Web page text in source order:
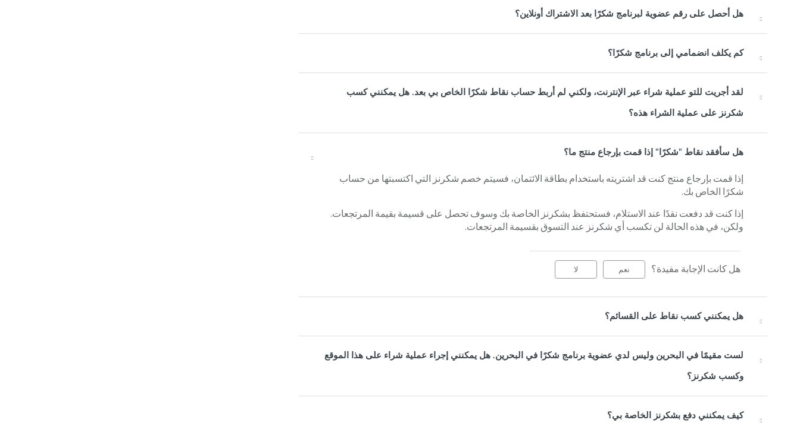
هل أحصل على رقم عضوية لبرنامج شكرًا بعد الاشتراك أونلاين؟
كم يكلف انضمامي إلى برنامج شكرًا؟
لقد أجريت للتو عملية شراء عبر الإنترنت، ولكني لم أربط حساب نقاط شكرًا الخاص بي بعد. هل يمكنني كسب
شكرنز على عملية الشراء هذه؟
هل سأفقد نقاط "شكرًا" إذا قمت بإرجاع منتج ما؟
إذا قمت بإرجاع منتج كنت قد اشتريته باستخدام بطاقة الائتمان، فسيتم خصم شكرنز التي اكتسبتها من حساب
شكرًا الخاص بك.
إذا كنت قد دفعت نقدًا عند الاستلام، فستحتفظ بشكرنز الخاصة بك وسوف تحصل على قسيمة بقيمة المرتجعات.
ولكن، في هذه الحالة لن تكسب أي شكرنز عند التسوق بقسيمة المرتجعات.
هل كانت الإجابة مفيدة؟ نعم لا
هل يمكنني كسب نقاط على القسائم؟
لست مقيمًا في البحرين وليس لدي عضوية برنامج شكرًا في البحرين. هل يمكنني إجراء عملية شراء على هذا الموقع
وكسب شكرنز؟
كيف يمكنني دفع بشكرنز الخاصة بي؟